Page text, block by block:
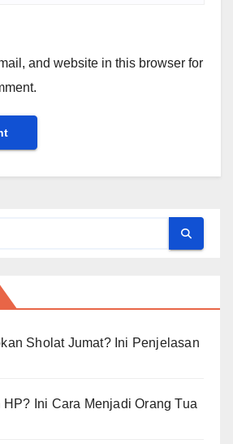
and website in this browser for
Sholat Jumat? Ini Penjelasan
Ini Cara Menjadi Orang Tua